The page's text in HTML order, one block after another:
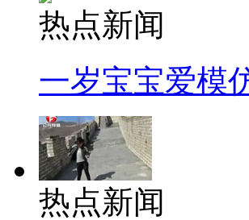
热点新闻
一岁宝宝爱模
热点新闻